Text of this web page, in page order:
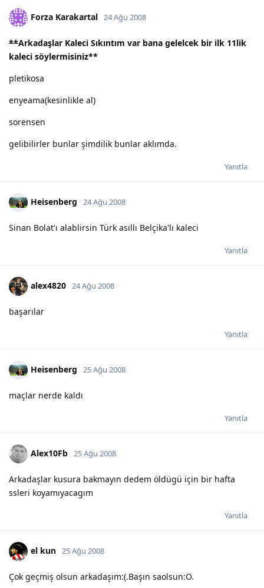
Forza Karakartal 24 Ağu 2008
**Arkadaşlar Kaleci Sıkıntım var bana gelelcek bir ilk 11lik
kaleci söylermisiniz**
pletikosa
enyeama(kesinlikle al)
sorensen
gelibilirler bunlar şimdilik bunlar aklımda.
Yanıtla
Heisenberg 24 Ağu 2008
Sinan Bolat'ı alablirsin Türk asıllı Belçika'lı kaleci
Yanıtla
alex4820 24 Ağu 2008
başarılar
Yanıtla
Heisenberg 25 Ağu 2008
maçlar nerde kaldı
Yanıtla
Alex10Fb 25 Ağu 2008
Arkadaşlar kusura bakmayın dedem öldügü için bir hafta
ssleri koyamıyacagım
Yanıtla
el kun 25 Ağu 2008
Çok geçmiş olsun arkadaşım:(.Başın saolsun:O.